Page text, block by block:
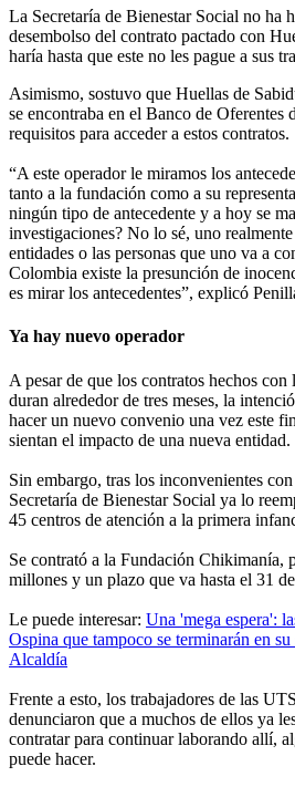
La Secretaría de Bienestar Social no ha
desembolso del contrato pactado con
haría hasta que este no les pague a sus
Asimismo, sostuvo que Huellas de
se encontraba en el Banco de Oferentes
requisitos para acceder a estos contratos.
“A este operador le miramos los
tanto a la fundación como a su
ningún tipo de antecedente y a hoy se
investigaciones? No lo sé, uno
entidades o las personas que uno va a
Colombia existe la presunción de
es mirar los antecedentes”, explicó
Ya hay nuevo operador
A pesar de que los contratos hechos
duran alrededor de tres meses, la
hacer un nuevo convenio una vez este
sientan el impacto de una nueva entidad.
Sin embargo, tras los inconvenientes
Secretaría de Bienestar Social ya lo
45 centros de atención a la primera
Se contrató a la Fundación Chikimanía,
millones y un plazo que va hasta el 31
Le puede interesar: Una 'mega espera':
Ospina que tampoco se terminarán en
Alcaldía
Frente a esto, los trabajadores de las
denunciaron que a muchos de ellos ya
contratar para continuar laborando allí,
puede hacer.